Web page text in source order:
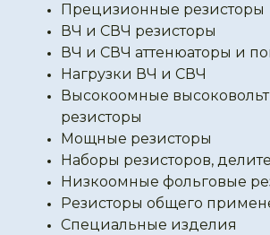
Прецизионные резисторы
ВЧ и СВЧ резисторы
ВЧ и СВЧ аттенюаторы и
Нагрузки ВЧ и СВЧ
Высокоомные
резисторы
Мощные резисторы
Наборы резисторов,
Низкоомные фольговые
Резисторы общего
Специальные изделия